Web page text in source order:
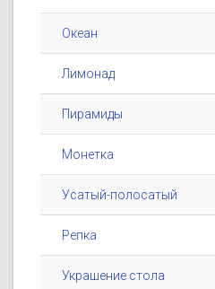
Океан
Лимонад
Пирамиды
Монетка
Усатый-полосатый
Репка
Украшение стола